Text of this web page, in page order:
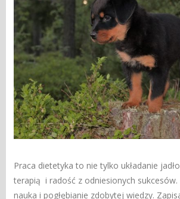
Praca dietetyka to nie tylko układanie
terapią i radość z odniesionych
nauka i pogłębianie zdobytej wiedzy.